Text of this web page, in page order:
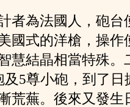
者為法國人，砲台
國式的洋槍，操作
慧結晶相當特殊。
5尊小砲，到了日
荒蕪。後來又發生